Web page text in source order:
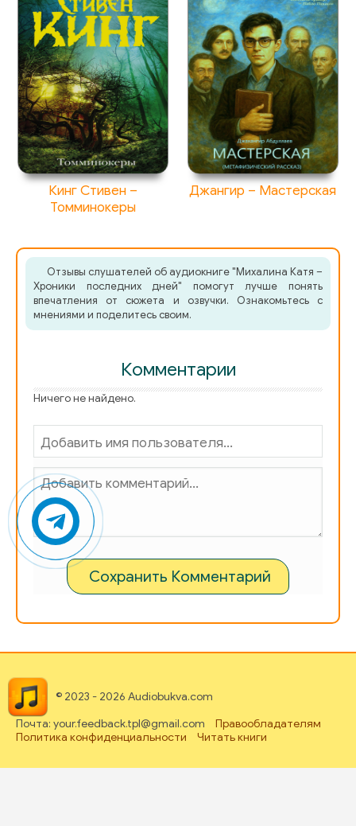
Кинг Стивен –
Томминокеры
Джангир – Мастерская
Отзывы слушателей об аудиокниге "Михалина Катя –
Хроники последних дней" помогут лучше понять
впечатления от сюжета и озвучки. Ознакомьтесь с
мнениями и поделитесь своим.
Комментарии
Ничего не найдено.
Сохранить Комментарий
© 2023 - 2026 Audiobukva.com
Почта: your.feedback.tpl@gmail.com
Правообладателям
Политика конфиденциальности
Читать книги